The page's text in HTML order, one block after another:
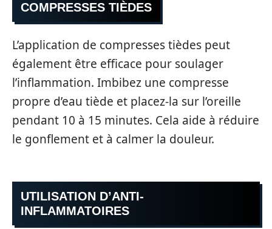
COMPRESSES TIÈDES
L’application de compresses tièdes peut
également être efficace pour soulager
l’inflammation. Imbibez une compresse
propre d’eau tiède et placez-la sur l’oreille
pendant 10 à 15 minutes. Cela aide à réduire
le gonflement et à calmer la douleur.
UTILISATION D’ANTI-
INFLAMMATOIRES